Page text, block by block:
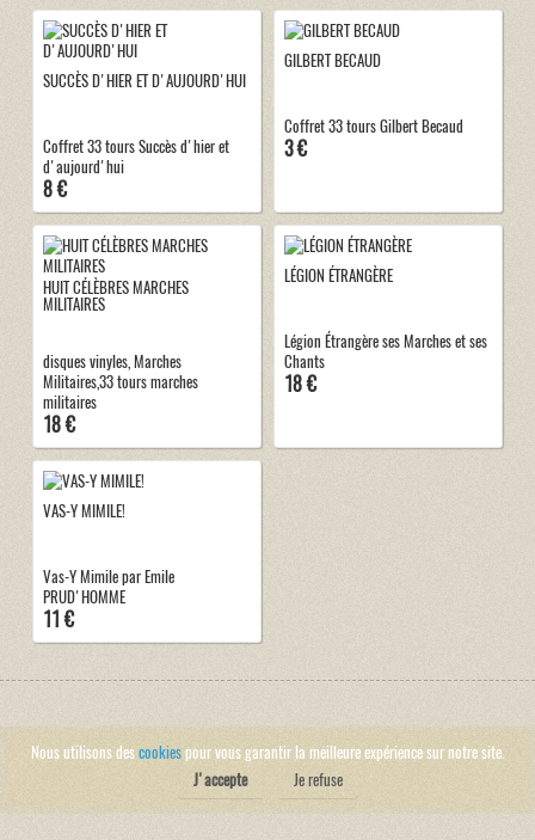
SUCCÈS D'HIER ET D'AUJOURD'HUI
Coffret 33 tours Succès d'hier et
d'aujourd'hui
8 €
GILBERT BECAUD
Coffret 33 tours Gilbert Becaud
3 €
HUIT CÉLÈBRES MARCHES
MILITAIRES
disques vinyles, Marches
Militaires,33 tours marches
militaires
18 €
LÉGION ÉTRANGÈRE
Légion Étrangère ses Marches et ses
Chants
18 €
VAS-Y MIMILE!
Vas-Y Mimile par Emile
PRUD'HOMME
11 €
Nous utilisons descookiespour vous garantir la meilleure expérience sur notre site.
J'accepte
Je refuse